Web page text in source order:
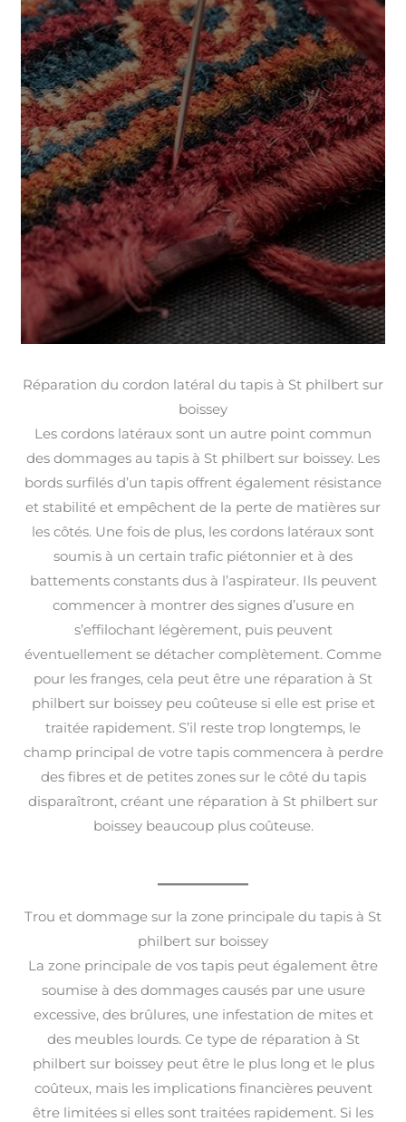
Réparation du cordon latéral du tapis à St philbert sur
boissey
Les cordons latéraux sont un autre point commun
des dommages au tapis à St philbert sur boissey. Les
bords surfilés d’un tapis offrent également résistance
et stabilité et empêchent de la perte de matières sur
les côtés. Une fois de plus, les cordons latéraux sont
soumis à un certain trafic piétonnier et à des
battements constants dus à l’aspirateur. Ils peuvent
commencer à montrer des signes d’usure en
s’effilochant légèrement, puis peuvent
éventuellement se détacher complètement. Comme
pour les franges, cela peut être une réparation à St
philbert sur boissey peu coûteuse si elle est prise et
traitée rapidement. S’il reste trop longtemps, le
champ principal de votre tapis commencera à perdre
des fibres et de petites zones sur le côté du tapis
disparaîtront, créant une réparation à St philbert sur
boissey beaucoup plus coûteuse.
Trou et dommage sur la zone principale du tapis à St
philbert sur boissey
La zone principale de vos tapis peut également être
soumise à des dommages causés par une usure
excessive, des brûlures, une infestation de mites et
des meubles lourds. Ce type de réparation à St
philbert sur boissey peut être le plus long et le plus
coûteux, mais les implications financières peuvent
être limitées si elles sont traitées rapidement. Si les